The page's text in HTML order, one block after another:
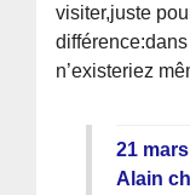
visiter,juste
n’existeriez
21
Alain